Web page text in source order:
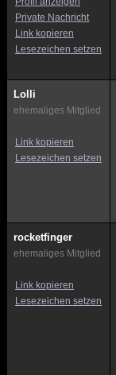
Private Nachricht
Link kopieren
Lesezeichen setzen
Lolli
ehemaliges Mitglied
Link kopieren
Lesezeichen setzen
rocketfinger
ehemaliges Mitglied
Link kopieren
Lesezeichen setzen